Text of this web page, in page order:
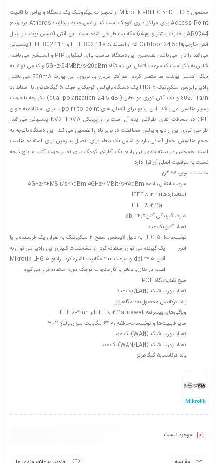
محصول Mikrotik RBLHG-5nD LHG 5 از تجهیزات میکروتیک یک دستگاه وایرلس با قابلیت
Access Point برای مراکز اداری کوچک است که از نسل جدید پردازنده Atheros پردازنده:
AR9344 با قدرت بیشتر و رم 64 مگابایت طراحی شده است. این آنتن اکسس پوینت با مدل
آنتن خارجیOutdoor 24.5dbi که از استاندارد IEEE 802.11a و IEEE 802.11n پشتیبانی
می کند را دارا می باشد. همچنین این دستگاه مناسب برای لینکهای PtP و استیشن می باشد.
شایان به ذکر است که سرعت انتقال این دستگاه 5GHz-54MBit/s-20dBm و که می تواند به
دیگر اکسس پوینت ها متصل گردد. حداکثر جریان بار برروی این پورت 500mA می باشد.
رادیو وایرلس میکروتیک LHG 5 یک دستگاه وایرلس کوچک و سبک 5 گیگاهرتزی با استاندارد
802.11a/n و یک آنتن توری دو قطبی (dual polarization 24.5 dBi) یکپارچه با قیمت
بسیار مناسبی می باشد. این رادیو برای اتصال های point to point یا برای استفاده به عنوان
CPE در مسافت های طولانی ایده آل است و از پروتکل NV2 TDMA پشتیبانی می کند.
طراحی توری این رادیو وایرلس محافظت در برابر باد را تضمین می کند. این دستگاه باتوجه به
حجم مناسبش حمل آسانی دارد و شامل یک نقطه برای اتصال به زمین برای استفاده مناسب
است. همچنین در بسته بندی این رادیو یک آداپتور کوچک برای تغییر جهت آنتن به پنج درجه
نسبت به موقعیت اصلی آن قرار دارد.
مشخصاتوزن۵۶۰ گرم
سرعت انتقال داده‌ها۵GHz-۵۴MBit/s-۲۰dBm ۵GHz-۶MBit/s-۲۵dBm
استانداردهاIEEE ۸۰۲.۱۱n
IEEE ۸۰۲.۱۱a
قدرت گیرندگی آنتن۲۴.۵ dbi
تعداد آنتنیک عدد
توضیحات
آنتن
از LHG ۵ به دلیل لایسنس سطح ۳ میکروتیک به عنوان یک فرستنده و یا
یک گیرنده می توان استفاده کرد. از مشخصات کلیدی این رادیو می توان به
آنتن ۲۴.۵ dbi و سرعت ۳۰۰ مگابیت اشاره کرد. رادیو Mikrotik LHG ۵
اغلب در منازل، دفاتر یا کارخانجات کوچک مورد استفاده قرار می گیرد.
منبع تغذیهدرگاه POE
تعداد پورت شبکه (LAN)
یک عدد
باند فرکانسی محصول۶۰۰ مگاهرتز
ویژگی‌های پیشرفته Firewall
IEEE ۸۰۲.۱۱a و IEEE ۸۰۲.۱۱n
سایر قابلیت‌ها و توضیحاتحافظه رم ۶۴ مگابایت میزان ولتاژ ۱۱-۳۰
تعداد پورت شبکه (WAN)
یک عدد
تعداد پورت شبکه (WAN/LAN)
یک عدد
باند فرکانسی۵ گیگاهرتز
Mikrotik
موجود نیست